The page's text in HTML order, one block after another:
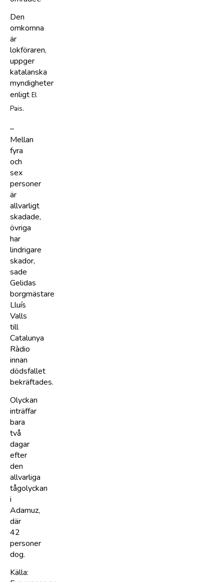
Den
omkomna
är
lokföraren,
uppger
katalanska
myndigheter
enligt El
Pais.
–
Mellan
fyra
och
sex
personer
är
allvarligt
skadade,
övriga
har
lindrigare
skador,
sade
Gelidas
borgmästare
Lluís
Valls
till
Catalunya
Ràdio
innan
dödsfallet
bekräftades.
Olyckan
inträffar
bara
två
dagar
efter
den
allvarliga
tågolyckan
i
Adamuz,
där
42
personer
dog.
Källa: